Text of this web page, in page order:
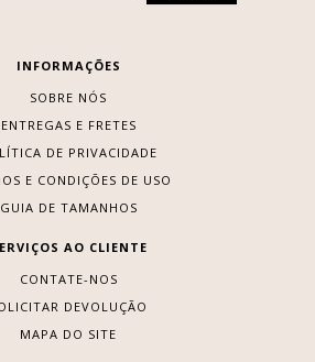
INFORMAÇÕES
SOBRE NÓS
ENTREGAS E FRETES
DE PRIVACIDADE
E CONDIÇÕES DE USO
GUIA DE TAMANHOS
AO CLIENTE
CONTATE-NOS
DEVOLUÇÃO
MAPA DO SITE